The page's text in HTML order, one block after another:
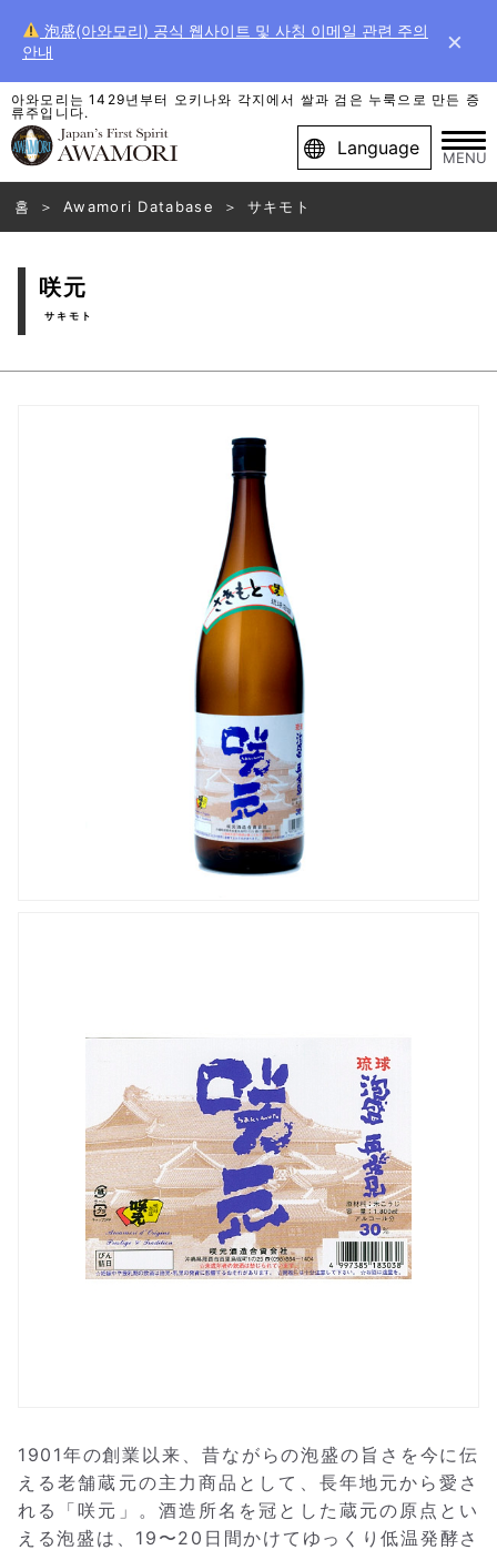
泡盛(아와모리) 공식 웹사이트 및 사칭 이메일 관련 주의
안내
×
아와모리는 1429년부터 오키나와 각지에서 쌀과 검은 누룩으로 만든 증
류주입니다.
Language MENU
홈 Awamori Database サキモト
咲元
サキモト
1901年の創業以来、昔ながらの泡盛の旨さを今に伝
える老舗蔵元の主力商品として、長年地元から愛さ
れる「咲元」。酒造所名を冠とした蔵元の原点とい
える泡盛は、19〜20日間かけてゆっくり低温発酵さ